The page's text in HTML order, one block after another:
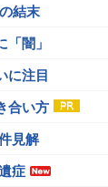
結末
闇」
に注目
合い方
見解
症